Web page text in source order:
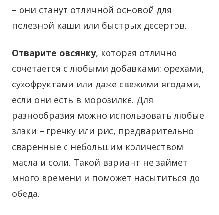
– они станут отличной основой для
полезной каши или быстрых десертов.
Отварите овсянку, которая отлично
сочетается с любыми добавками: орехами,
сухофруктами или даже свежими ягодами,
если они есть в морозилке. Для
разнообразия можно использовать любые
злаки – гречку или рис, предварительно
сваренные с небольшим количеством
масла и соли. Такой вариант не займет
много времени и поможет насытиться до
обеда.